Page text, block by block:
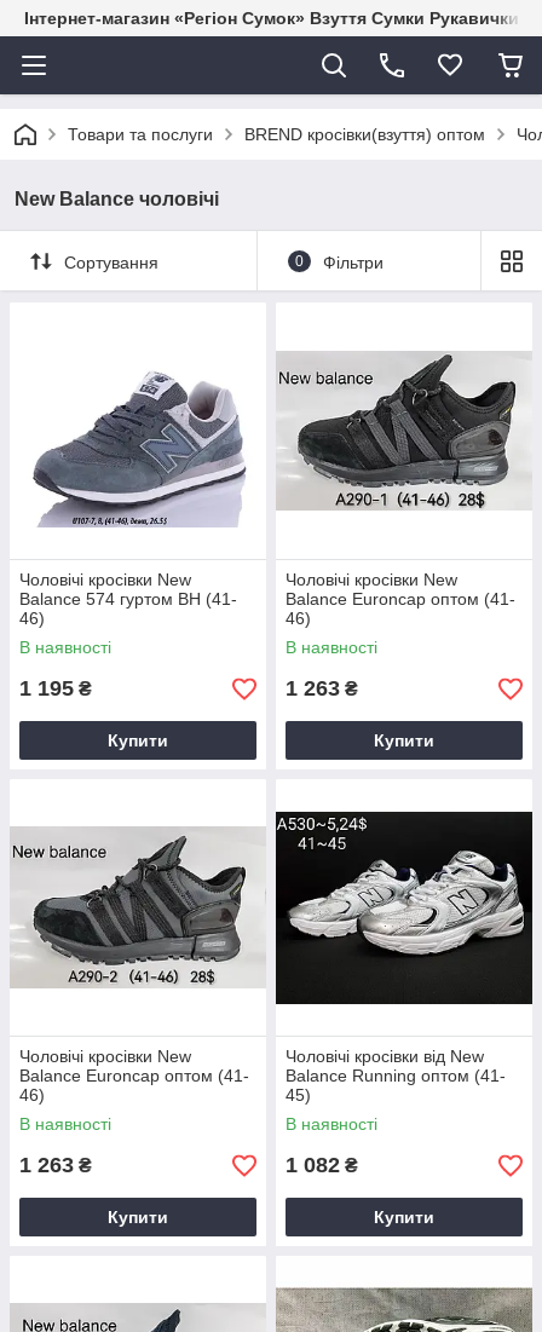
Інтернет-магазин «Регіон Сумок» Взуття Сумки Рукавички
Товари та послуги BREND кросівки(взуття) оптом
New Balance чоловічі
Сортування 0 Фільтри
Чоловічі кросівки New
Balance 574 гуртом BH (41-
46)
В наявності
1 195 ₴
Купити
Чоловічі кросівки New
Balance Euroncap оптом (41-
46)
В наявності
1 263 ₴
Купити
Чоловічі кросівки New
Balance Euroncap оптом (41-
46)
В наявності
1 263 ₴
Купити
Чоловічі кросівки від New
Balance Running оптом (41-
45)
В наявності
1 082 ₴
Купити